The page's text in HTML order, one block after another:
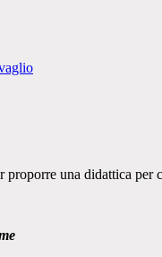
una didattica